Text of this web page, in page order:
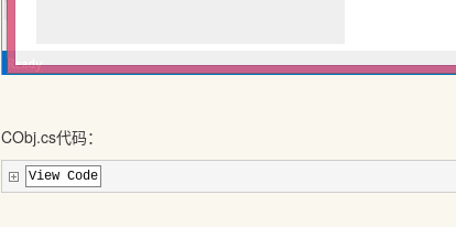
CObj.cs代码：
View Code